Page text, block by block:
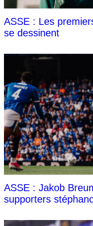
ASSE : Les
se dessinent
ASSE : Jakob
supporters